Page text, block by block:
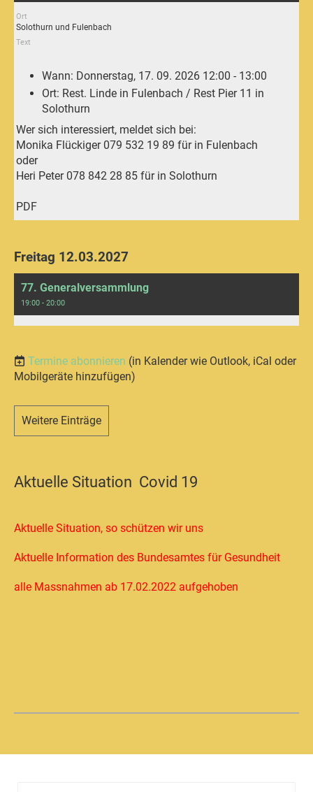
Ort
Solothurn und Fulenbach
Text
Wann: Donnerstag, 17. 09. 2026 12:00 - 13:00
Ort: Rest. Linde in Fulenbach / Rest Pier 11 in
Solothurn
Wer sich interessiert, meldet sich bei:
Monika Flückiger 079 532 19 89 für in Fulenbach
oder
Heri Peter 078 842 28 85 für in Solothurn
PDF
Freitag 12.03.2027
77. Generalversammlung
19:00 - 20:00
Termine abonnieren (in Kalender wie Outlook, iCal oder
Mobilgeräte hinzufügen)
Weitere Einträge
Aktuelle Situation Covid 19
Aktuelle Situation, so schützen wir uns
Aktuelle Information des Bundesamtes für Gesundheit
alle Massnahmen ab 17.02.2022 aufgehoben